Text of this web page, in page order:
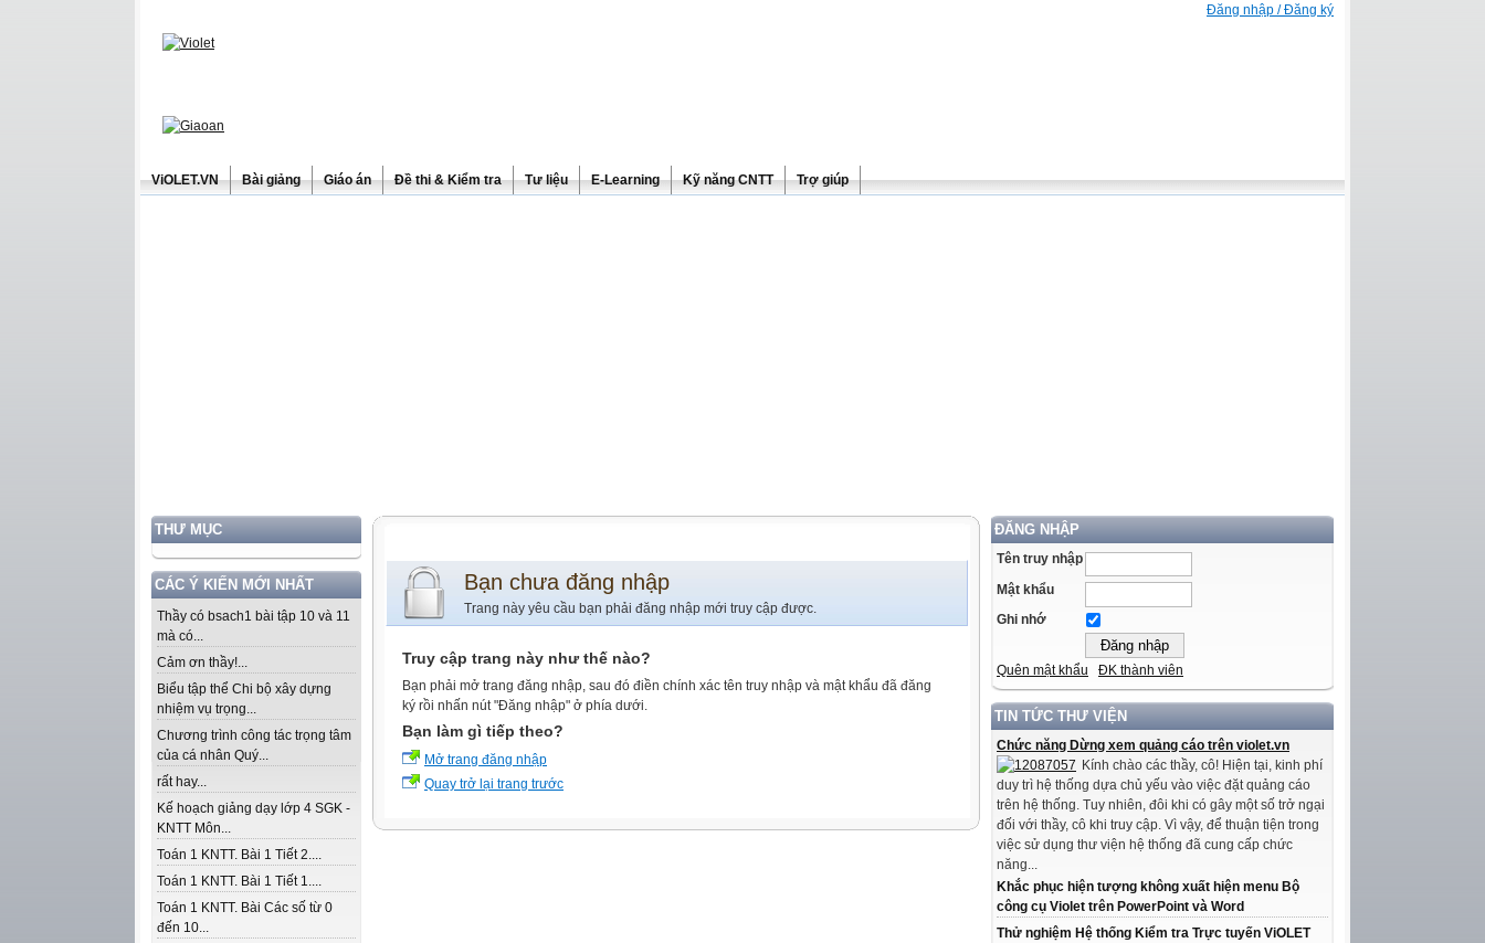
Đăng nhập / Đăng ký
ViOLET.VN Bài giảng Giáo án Đề thi & Kiểm tra Tư liệu E-Learning Kỹ năng CNTT Trợ giúp
THƯ MỤC
CÁC Ý KIẾN MỚI NHẤT
Thầy có bsach1 bài tập 10 và 11
mà có...
Cảm ơn thầy!...
Biểu tập thể Chi bộ xây dựng
nhiệm vụ trọng...
Chương trình công tác trọng tâm
của cá nhân Quý...
rất hay...
Kế hoạch giảng dạy lớp 4 SGK -
KNTT Môn...
Toán 1 KNTT. Bài 1 Tiết 2....
Toán 1 KNTT. Bài 1 Tiết 1....
Toán 1 KNTT. Bài Các số từ 0
đến 10...
ĐĂNG NHẬP
Tên truy nhập
Mật khẩu
Ghi nhớ
Quên mật khẩu ĐK thành viên
TIN TỨC THƯ VIỆN
Chức năng Dừng xem quảng cáo trên violet.vn
Kính chào các thầy, cô! Hiện tại, kinh phí
duy trì hệ thống dựa chủ yếu vào việc đặt quảng cáo
trên hệ thống. Tuy nhiên, đôi khi có gây một số trở ngại
đối với thầy, cô khi truy cập. Vì vậy, để thuận tiện trong
việc sử dụng thư viện hệ thống đã cung cấp chức
năng...
Khắc phục hiện tượng không xuất hiện menu Bộ
công cụ Violet trên PowerPoint và Word
Thử nghiệm Hệ thống Kiểm tra Trực tuyến ViOLET
Bạn chưa đăng nhập
Trang này yêu cầu bạn phải đăng nhập mới truy cập được.
Truy cập trang này như thế nào?
Bạn phải mở trang đăng nhập, sau đó điền chính xác tên truy nhập và mật khẩu đã đăng
ký rồi nhấn nút "Đăng nhập" ở phía dưới.
Bạn làm gì tiếp theo?
Mở trang đăng nhập
Quay trở lại trang trước